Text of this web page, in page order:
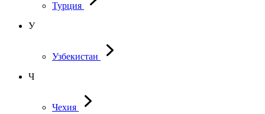
Турция
У
Узбекистан
Ч
Чехия